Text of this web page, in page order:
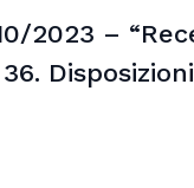
2023 –